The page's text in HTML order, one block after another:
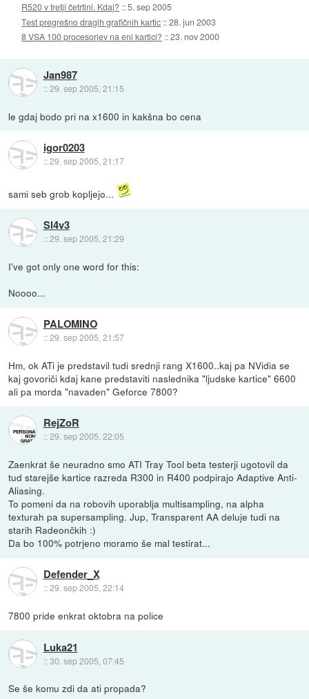
R520 v tretji četrtini. Kdaj? ::5. sep 2005
Test pregrešno dragih grafičnih kartic ::28. jun 2003
8 VSA 100 procesorjev na eni kartici? ::23. nov 2000
Jan987
::29. sep 2005, 21:15
le gdaj bodo pri na x1600 in kakšna bo cena
igor0203
::29. sep 2005, 21:17
sami seb grob kopljejo...
Sl4v3
::29. sep 2005, 21:29
I've got only one word for this:
Noooo...
PALOMINO
::29. sep 2005, 21:57
Hm, ok ATi je predstavil tudi srednji rang X1600..kaj pa NVidia se
kaj govoriči kdaj kane predstaviti naslednika "ljudske kartice" 6600
ali pa morda "navaden" Geforce 7800?
RejZoR
::29. sep 2005, 22:05
Zaenkrat še neuradno smo ATI Tray Tool beta testerji ugotovil da
tud starejše kartice razreda R300 in R400 podpirajo Adaptive Anti-
Aliasing.
To pomeni da na robovih uporablja multisampling, na alpha
texturah pa supersampling. Jup, Transparent AA deluje tudi na
starih Radeončkih :)
Da bo 100% potrjeno moramo še mal testirat...
Defender_X
::29. sep 2005, 22:14
7800 pride enkrat oktobra na police
Luka21
::30. sep 2005, 07:45
Se še komu zdi da ati propada?